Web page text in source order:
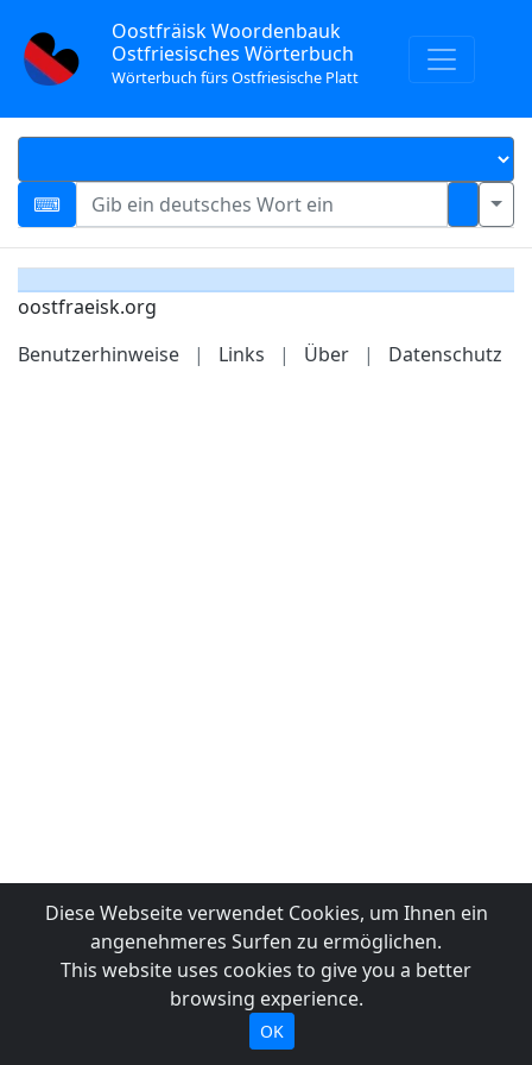
Oostfräisk Woordenbauk
Ostfriesisches Wörterbuch
Wörterbuch fürs Ostfriesische Platt
oostfraeisk.org
Benutzerhinweise
| Links | Über | Datenschutz
Diese Webseite verwendet Cookies, um Ihnen ein
angenehmeres Surfen zu ermöglichen.
This website uses cookies to give you a better
browsing experience.
OK